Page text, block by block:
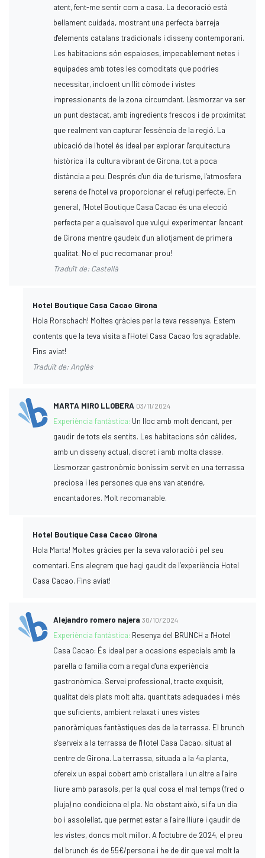
atent, fent-me sentir com a casa. La decoració està
bellament cuidada, mostrant una perfecta barreja
d'elements catalans tradicionals i disseny contemporani.
Les habitacions són espaioses, impecablement netes i
equipades amb totes les comoditats que podries
necessitar, incloent un llit còmode i vistes
impressionants de la zona circumdant. L'esmorzar va ser
un punt destacat, amb ingredients frescos i de proximitat
que realment van capturar l'essència de la regió. La
ubicació de l'hotel és ideal per explorar l'arquitectura
històrica i la cultura vibrant de Girona, tot a poca
distància a peu. Després d'un dia de turisme, l'atmosfera
serena de l'hotel va proporcionar el refugi perfecte. En
general, l'Hotel Boutique Casa Cacao és una elecció
perfecta per a qualsevol que vulgui experimentar l'encant
de Girona mentre gaudeix d'un allotjament de primera
qualitat. No el puc recomanar prou!
Traduït de: Castellà
Hotel Boutique Casa Cacao Girona
Hola Rorschach! Moltes gràcies per la teva ressenya. Estem
contents que la teva visita a l'Hotel Casa Cacao fos agradable.
Fins aviat!
Traduït de: Anglès
MARTA MIRO LLOBERA 03/11/2024
Experiència fantàstica: Un lloc amb molt d'encant, per
gaudir de tots els sentits. Les habitacions són càlides,
amb un disseny actual, discret i amb molta classe.
L'esmorzar gastronòmic boníssim servit en una terrassa
preciosa i les persones que ens van atendre,
encantadores. Molt recomanable.
Hotel Boutique Casa Cacao Girona
Hola Marta! Moltes gràcies per la seva valoració i pel seu
comentari. Ens alegrem que hagi gaudit de l’experiència Hotel
Casa Cacao. Fins aviat!
Alejandro romero najera 30/10/2024
Experiència fantàstica: Resenya del BRUNCH a l'Hotel
Casa Cacao: És ideal per a ocasions especials amb la
parella o família com a regal d'una experiència
gastronòmica. Servei professional, tracte exquisit,
qualitat dels plats molt alta, quantitats adequades i més
que suficients, ambient relaxat i unes vistes
panoràmiques fantàstiques des de la terrassa. El brunch
s'serveix a la terrassa de l'Hotel Casa Cacao, situat al
centre de Girona. La terrassa, situada a la 4a planta,
ofereix un espai cobert amb cristallera i un altre a l'aire
lliure amb parasols, per la qual cosa el mal temps (fred o
pluja) no condiciona el pla. No obstant això, si fa un dia
bo i assolellat, que permet estar a l'aire lliure i gaudir de
les vistes, doncs molt millor. A l'octubre de 2024, el preu
del brunch és de 55€/persona i he de dir que val molt la